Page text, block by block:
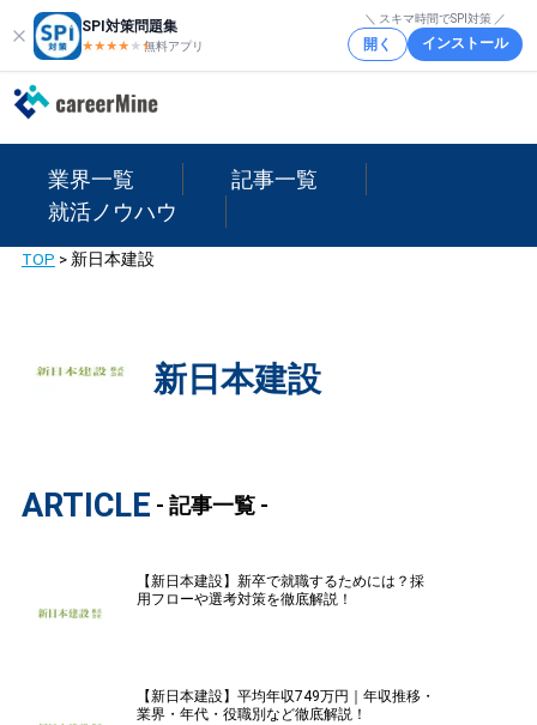
SPI対策問題集
★★★★ ★★
無料アプリ
＼ スキマ時間でSPI対策 ／
開く インストール
業界一覧
記事一覧
就活ノウハウ
TOP > 新日本建設
新日本建設
ARTICLE - 記事一覧 -
【新日本建設】新卒で就職するためには？採
用フローや選考対策を徹底解説！
【新日本建設】平均年収749万円｜年収推移・
業界・年代・役職別など徹底解説！